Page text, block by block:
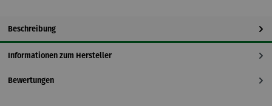
Beschreibung
Informationen zum Hersteller
Bewertungen